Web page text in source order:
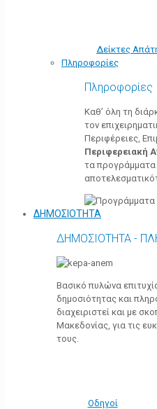
Δείκτες
Πληροφορίες
Πληροφορίες
Καθ’ όλη τη
τον
Περιφέρειες,
Περιφερειακή
τα προγράμματα
ΔΗΜΟΣΙΟΤΗΤΑ
ΔΗΜΟΣΙΟΤΗΤΑ -
Βασικό πυλώνα
δημοσιότητας και
διαχειριστεί και με
Μακεδονίας, για τις
τους.
Οδηγοί